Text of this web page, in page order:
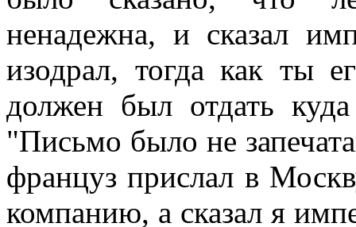
ненадежна, и сказал
изодрал, тогда как ты
должен был отдать
"Письмо было не
француз прислал в
компанию, а сказал я